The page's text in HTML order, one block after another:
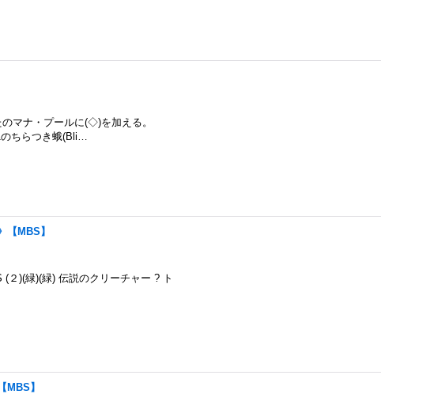
マナ・プールに(◇)を加える。
ちらつき蛾(Bli…
MBS】
２)(緑)(緑) 伝説のクリーチャー ? ト
】